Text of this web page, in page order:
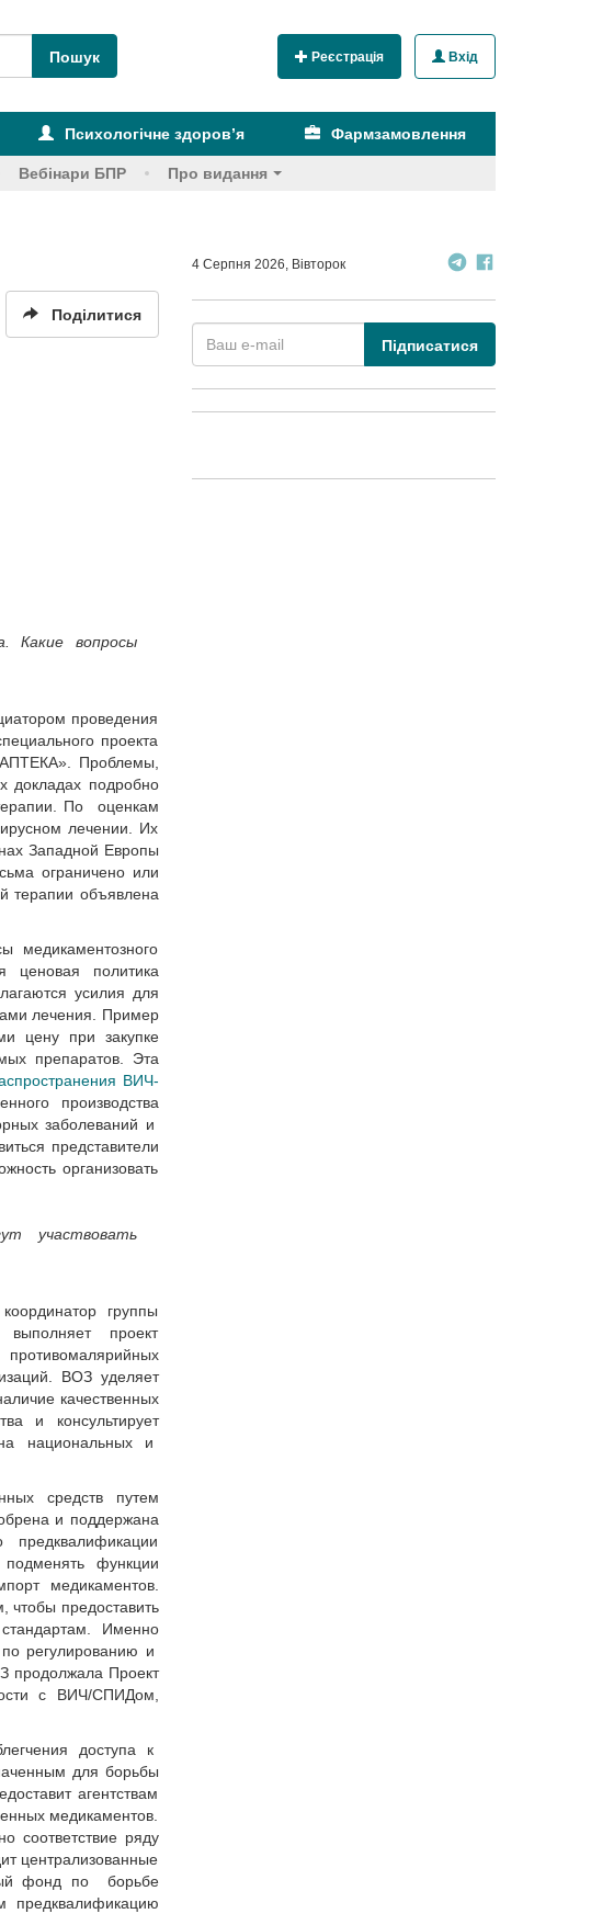
Реєстрація Вхід
Психологічне здоров’я Фармзамовлення
Вебінари БПР Про видання
Поділитися
Какие вопросы
проведения
проекта
Проблемы,
докладах подробно
По оценкам
лечении. Их
Западной Европы
ограничено или
терапии объявлена
медикаментозного
ценовая политика
усилия для
лечения. Пример
цену при закупке
препаратов. Эта
ВИЧ-
производства
заболеваний и
представители
организовать
участвовать
группы
проект
ВОЗ уделяет
качественных
и консультирует
национальных и
средств путем
и поддержана
предквалификации
функции
медикаментов.
чтобы предоставить
Именно
регулированию и
продолжала Проект
с ВИЧ/СПИДом,
доступа к
для борьбы
агентствам
медикаментов.
соответствие ряду
централизованные
фонд по борьбе
предквалификацию
4 Серпня 2026, Вівторок
Підписатися